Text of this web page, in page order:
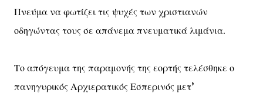
Πνεύμα να φωτίζει τις ψυχές των χριστιανών
οδηγώντας τους σε απάνεμα πνευματικά λιμάνια.
Το απόγευμα της παραμονής της εορτής τελέσθηκε ο
πανηγυρικός Αρχιερατικός Εσπερινός μετ’